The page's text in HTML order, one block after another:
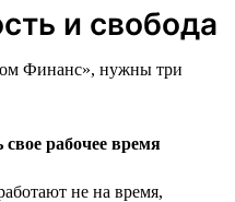
и свобода
Финанс», нужны три
рабочее время
не на время,